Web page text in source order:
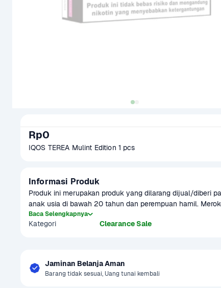
Rp0
IQOS TEREA Mulint Edition 1 pcs
Informasi Produk
Produk ini merupakan produk yang dilarang dijual/diberi
anak usia di bawah 20 tahun dan perempuan hamil.
dapat menyebabkan kanker, serangan jantung, impotensi,
gangguan kesehatan lainnya termasuk gangguan
Baca Selengkapnya
Kategori Clearance Sale
Jaminan Belanja Aman
Barang tidak sesuai, Uang tunai kembali